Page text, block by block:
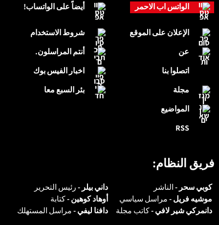
أيضاً على الواتساب!
شروط الاستخدام
أنتم المراسلون.
اخبار الفيس بوك
بئر السبع معا
الواتس اب الاحمر
الإعلان على الموقع
عن
اتصلوا بنا
مجلة
المواضيع
RSS
فريق النظام:
كوبي سحر -الناشر داني بيلر -رئيس التحرير
موشيه فريل -مراسل سياسي أوهاد كوهين -كتابة
دانمركي شير لافي -كاتب مجلة دافنا ليفي -مراسل المستهلك